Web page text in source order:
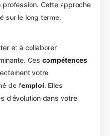
profession. Cette approche
sur le long terme.
et à collaborer
Ces compétences
votre
de l’emploi. Elles
d’évolution dans votre